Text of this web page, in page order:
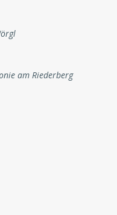
am Riederberg